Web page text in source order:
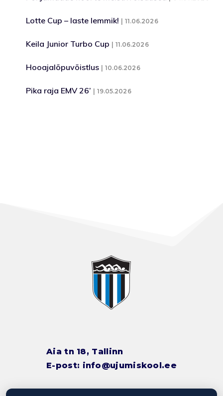
Lotte Cup – laste lemmik! 11.06.2026
Keila Junior Turbo Cup 11.06.2026
Hooajalõpuvõistlus 10.06.2026
Pika raja EMV 26’ 19.05.2026
Aia tn 18, Tallinn
E-post: info@ujumiskool.ee